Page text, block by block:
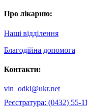
Про лікарню:
Наші відділення
Благодійна допомога
Контакти:
vin_odkl@ukr.net
Реєстратура: (0432) 55-